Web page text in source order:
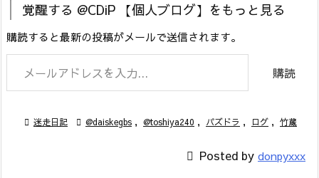
覚醒する @CDiP 【個人ブログ】をもっと見る
購読すると最新の投稿がメールで送信されます。
メールアドレスを入力...
購読
 迷走日記  @daiskegbs , @toshiya240 , パズドラ , ログ , 竹蔵
 Posted by donpyxxx